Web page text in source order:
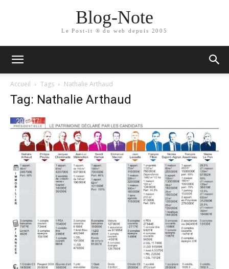
Blog-Note
Le Post-it ® du web depuis 2005
Accueil Tags Nathalie Arthaud
Tag: Nathalie Arthaud